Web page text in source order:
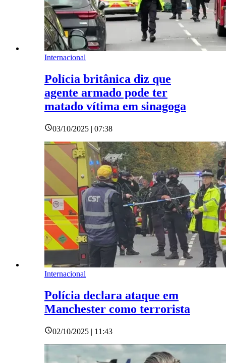
Internacional
Polícia britânica diz que
agente armado pode ter
matado vítima em sinagoga
03/10/2025 | 07:38
Internacional
Polícia declara ataque em
Manchester como terrorista
02/10/2025 | 11:43